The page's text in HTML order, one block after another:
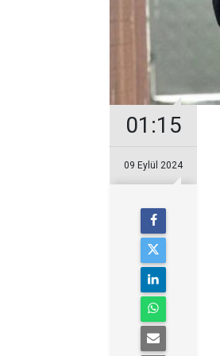
01:15
09 Eylül 2024